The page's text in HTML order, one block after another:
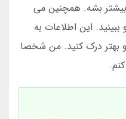
بشه. همچنین می
این اطلاعات به
بهتر درک کنید. من شخصا